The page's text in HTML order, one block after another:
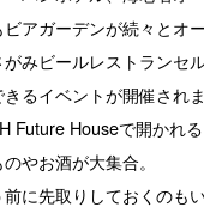
アガーデンが続々とオ
みビールレストランセ
るイベントが開催されま
Future Houseで開かれ
やお酒が大集合。
に先取りしておくのも